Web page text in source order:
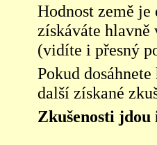
Hodnost země
získáváte hlavně
(vidíte i přesný
Pokud
další získané
Zkušenosti